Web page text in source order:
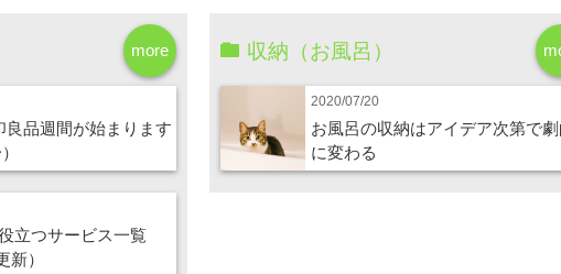
more
良品週間が始まります
立つサービス一覧
新）
収納（お風呂）
2020/07/20
お風呂の収納はアイデア次第で劇
に変わる